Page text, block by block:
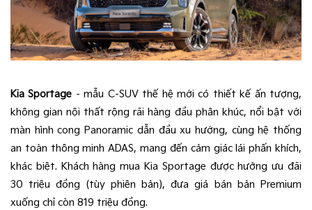
Kia Sportage - mẫu C-SUV thế hệ mới có thiết kế ấn tượng,
không gian nội thất rộng rãi hàng đầu phân khúc, nổi bật với
màn hình cong Panoramic dẫn đầu xu hướng, cùng hệ thống
an toàn thông minh ADAS, mang đến cảm giác lái phấn khích,
khác biệt. Khách hàng mua Kia Sportage được hưởng ưu đãi
30 triệu đồng (tùy phiên bản), đưa giá bán bản Premium
xuống chỉ còn 819 triệu đồng.